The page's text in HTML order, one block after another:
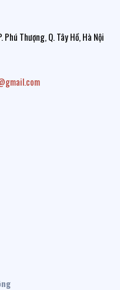
Thượng, Q. Tây Hồ, Hà Nội